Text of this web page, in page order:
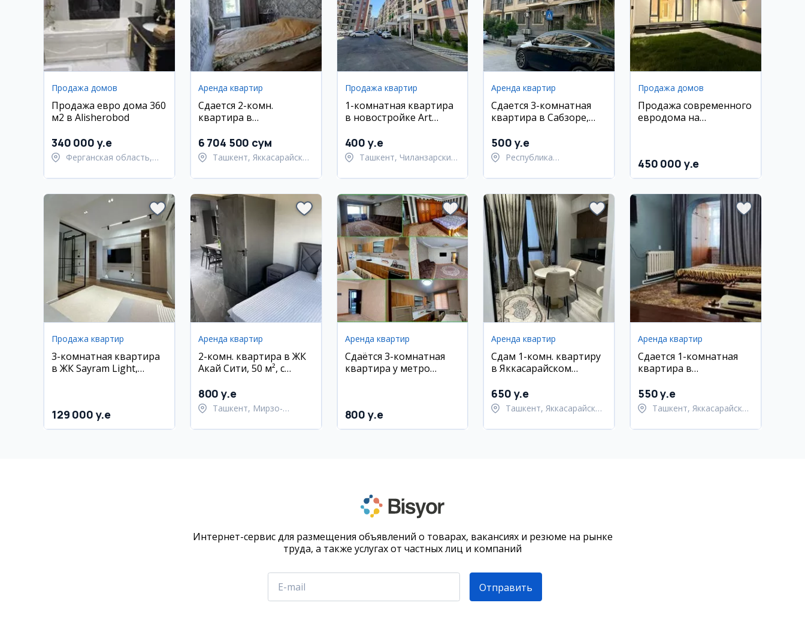
Продажа домов
Продажа евро дома 360
м2 в Аlisherobod
340 000 y.e
Ферганская область,
Аренда квартир
Сдается 2-комн.
квартира в
6 704 500 сум
Ташкент, Яккасарайский
Продажа квартир
1-комнатная квартира
в новостройке Art
400 y.e
Ташкент, Чиланзарский
Аренда квартир
Сдается 3-комнатная
квартира в Сабзоре,
ремонт
500 y.e
Республика
Берунийский район
Продажа домов
Продажа современного
евродома на
450 000 y.e
Продажа квартир
3-комнатная квартира
в ЖК Sayram Light,
129 000 y.e
Аренда квартир
2-комн. квартира в ЖК
Акай Сити, 50 м², с
800 y.e
Ташкент, Мирзо-
Аренда квартир
Сдаётся 3-комнатная
квартира у метро
800 y.e
Аренда квартир
Сдам 1-комн. квартиру
в Яккасарайском
650 y.e
Ташкент, Яккасарайский
Аренда квартир
Сдается 1-комнатная
квартира в
550 y.e
Ташкент, Яккасарайский
Интернет-сервис для размещения объявлений о товарах, вакансиях и резюме на рынке
труда, а также услугах от частных лиц и компаний
Отправить